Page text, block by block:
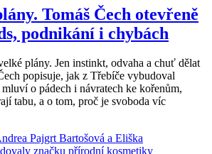
Tomáš Čech otevřeně
podnikání i chybách
plány. Jen instinkt, odvaha a chuť dělat
popisuje, jak z Třebíče vybudoval
o pádech i návratech ke kořenům,
tabu, a o tom, proč je svoboda víc